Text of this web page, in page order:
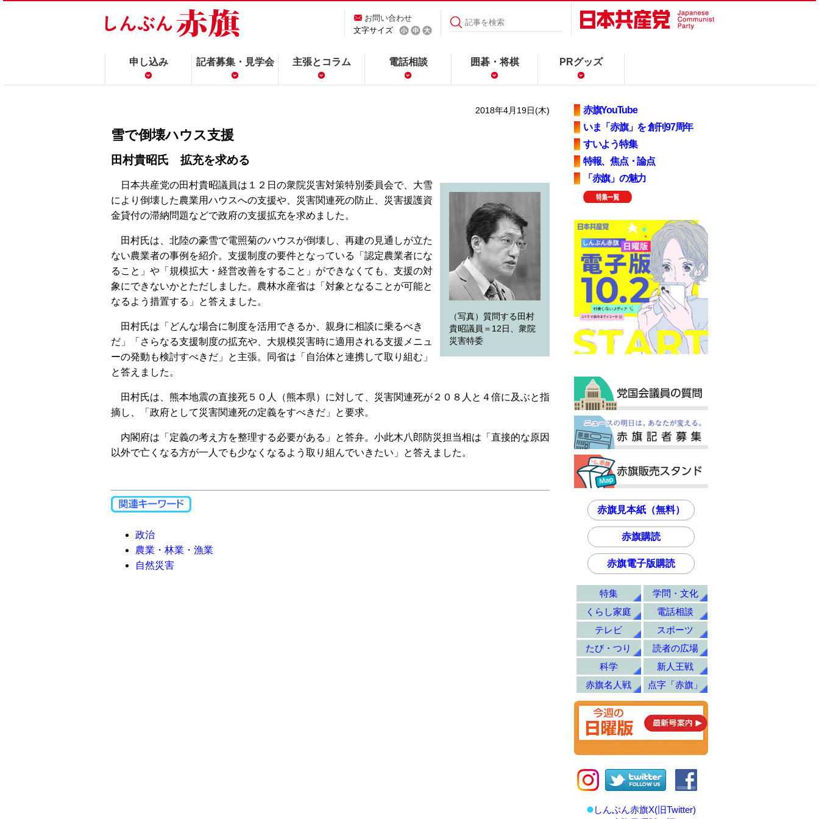
お問い合わせ
文字サイズ
申し込み 記者募集・見学会 主張とコラム 電話相談 囲碁・将棋 PRグッズ
2018年4月19日(木)
雪で倒壊ハウス支援
田村貴昭氏 拡充を求める
（写真）質問する田村
貴昭議員＝12日、衆院
災害特委
日本共産党の田村貴昭議員は１２日の衆院災害対策特別委員会で、大雪
により倒壊した農業用ハウスへの支援や、災害関連死の防止、災害援護資
金貸付の滞納問題などで政府の支援拡充を求めました。
田村氏は、北陸の豪雪で電照菊のハウスが倒壊し、再建の見通しが立た
ない農業者の事例を紹介。支援制度の要件となっている「認定農業者にな
ること」や「規模拡大・経営改善をすること」ができなくても、支援の対
象にできないかとただしました。農林水産省は「対象となることが可能と
なるよう措置する」と答えました。
田村氏は「どんな場合に制度を活用できるか、親身に相談に乗るべき
だ」「さらなる支援制度の拡充や、大規模災害時に適用される支援メニュ
ーの発動も検討すべきだ」と主張。同省は「自治体と連携して取り組む」
と答えました。
田村氏は、熊本地震の直接死５０人（熊本県）に対して、災害関連死が２０８人と４倍に及ぶと指
摘し、「政府として災害関連死の定義をすべきだ」と要求。
内閣府は「定義の考え方を整理する必要がある」と答弁。小此木八郎防災担当相は「直接的な原因
以外で亡くなる方が一人でも少なくなるよう取り組んでいきたい」と答えました。
政治
農業・林業・漁業
自然災害
赤旗YouTube
いま「赤旗」を 創刊97周年
すいよう特集
特報、焦点・論点
「赤旗」の魅力
赤旗見本紙（無料）
赤旗購読
赤旗電子版購読
特集
学問・文化
くらし家庭
電話相談
テレビ
スポーツ
たび・つり
読者の広場
科学
新人王戦
赤旗名人戦
点字「赤旗」
しんぶん赤旗X(旧Twitter)